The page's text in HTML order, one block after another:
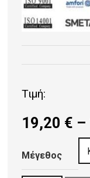
Τιμή:
19,20 € –
Μέγεθος